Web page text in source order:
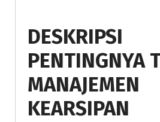
DESKRIPSI
PENTINGNYA
MANAJEMEN
KEARSIPAN